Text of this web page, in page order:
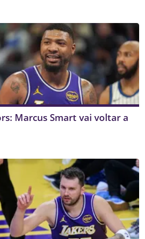
Marcus Smart vai voltar a